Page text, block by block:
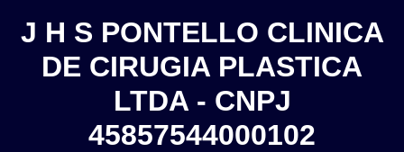
J H S PONTELLO CLINICA
DE CIRUGIA PLASTICA
LTDA - CNPJ
45857544000102